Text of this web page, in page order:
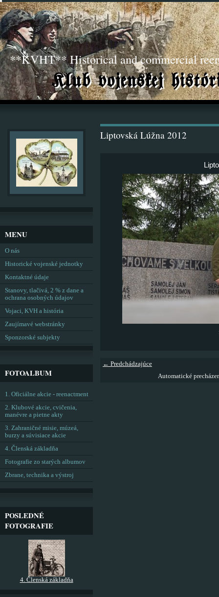
**KVHT** Historical and commercial
Liptovská Lúžna 2012
← Predchádzajúce
Automatické
MENU
O nás
Historické vojenské jednotky
Kontaktné údaje
Stanovy, tlačivá, 2 % z dane a
ochrana osobných údajov
Vojaci, KVH a história
Zaujímavé webstránky
Sponzorské subjekty
FOTOALBUM
1. Oficiálne akcie - reenactment
2. Klubové akcie, cvičenia,
manévre a pietne akty
3. Zahraničné misie, múzeá,
burzy a súvisiace akcie
4. Členská základňa
Fotografie zo starých albumov
Zbrane, technika a výstroj
POSLEDNÉ
FOTOGRAFIE
4. Členská základňa